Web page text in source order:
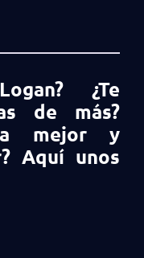
¿Te
de más?
mejor y
Aquí unos